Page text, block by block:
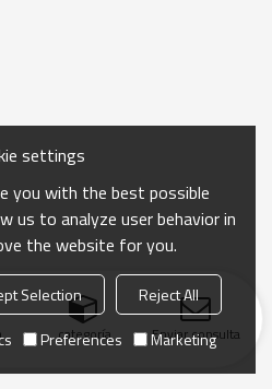
categoría Enviar consulta
settings
you with the best possible
us to analyze user behavior in
the website for you.
Selection
Reject All
Preferences Marketing